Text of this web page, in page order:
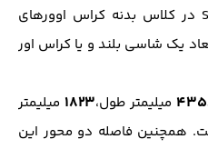
مشکی درامده است. هایما S5 در کلاس بدنه کراس اوورهای
یک شاسی بلند و یا کراس اور
میلیمتر طول،۱۸۲۳ میلیمتر
همچنین فاصله دو محور این